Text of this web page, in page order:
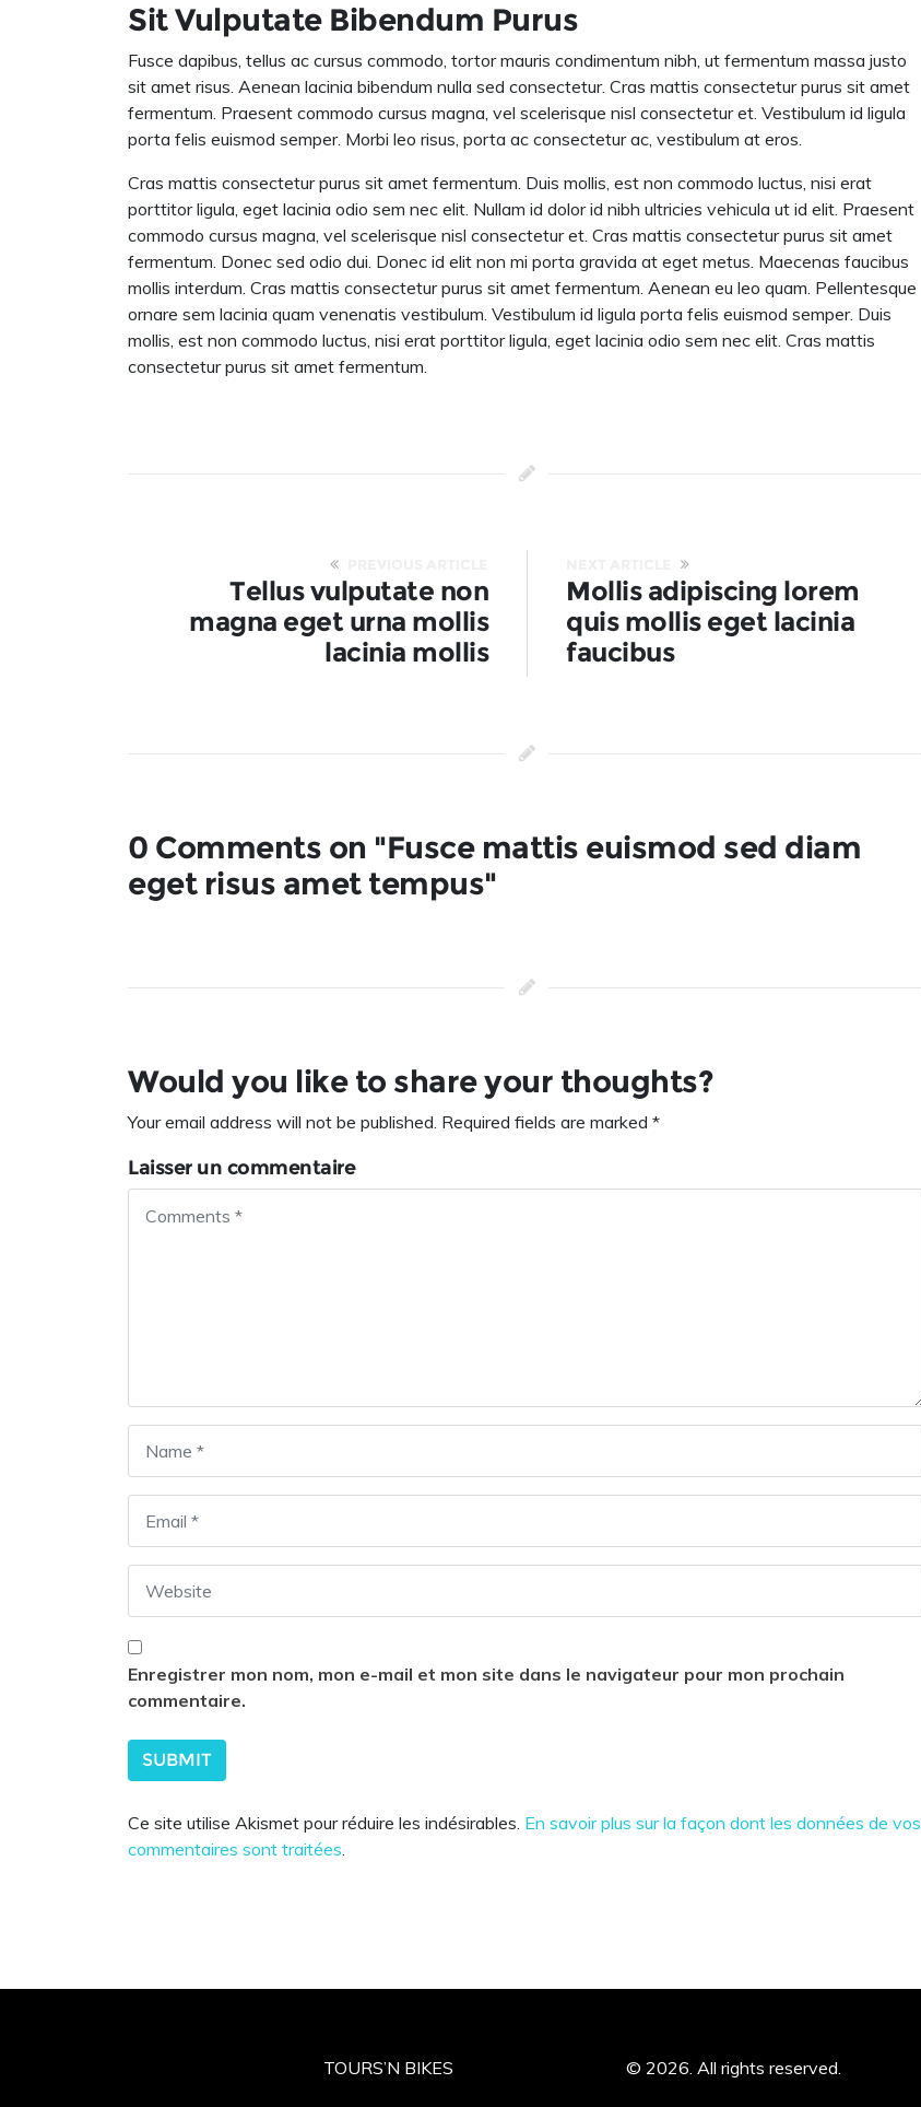
Sit Vulputate Bibendum Purus
Fusce dapibus, tellus ac cursus commodo, tortor mauris condimentum nibh, ut fermentum massa justo
sit amet risus. Aenean lacinia bibendum nulla sed consectetur. Cras mattis consectetur purus sit amet
fermentum. Praesent commodo cursus magna, vel scelerisque nisl consectetur et. Vestibulum id ligula
porta felis euismod semper. Morbi leo risus, porta ac consectetur ac, vestibulum at eros.
Cras mattis consectetur purus sit amet fermentum. Duis mollis, est non commodo luctus, nisi erat
porttitor ligula, eget lacinia odio sem nec elit. Nullam id dolor id nibh ultricies vehicula ut id elit. Praesent
commodo cursus magna, vel scelerisque nisl consectetur et. Cras mattis consectetur purus sit amet
fermentum. Donec sed odio dui. Donec id elit non mi porta gravida at eget metus. Maecenas faucibus
mollis interdum. Cras mattis consectetur purus sit amet fermentum. Aenean eu leo quam. Pellentesque
ornare sem lacinia quam venenatis vestibulum. Vestibulum id ligula porta felis euismod semper. Duis
mollis, est non commodo luctus, nisi erat porttitor ligula, eget lacinia odio sem nec elit. Cras mattis
consectetur purus sit amet fermentum.
Tellus vulputate non
magna eget urna mollis
lacinia mollis
Mollis adipiscing lorem
quis mollis eget lacinia
faucibus
0 Comments on "Fusce mattis euismod sed diam
eget risus amet tempus"
Would you like to share your thoughts?
Your email address will not be published. Required fields are marked *
Laisser un commentaire
Enregistrer mon nom, mon e-mail et mon site dans le navigateur pour mon prochain
commentaire.
Ce site utilise Akismet pour réduire les indésirables. En savoir plus sur la façon dont les données de vos
commentaires sont traitées.
TOURS’N BIKES © 2026. All rights reserved.